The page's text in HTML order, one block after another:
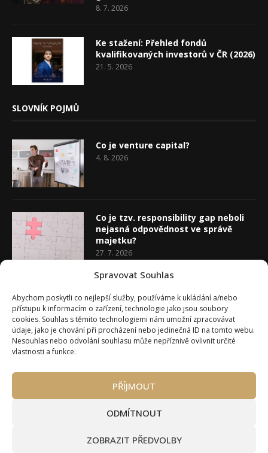
Spravovat Souhlas
Abychom poskytli co nejlepší služby, používáme k ukládání a/nebo
přístupu k informacím o zařízení, technologie jako jsou soubory
cookies. Souhlas s těmito technologiemi nám umožní zpracovávat
údaje, jako je chování při procházení nebo jedinečná ID na tomto webu.
Nesouhlas nebo odvolání souhlasu může nepříznivě ovlivnit určité
vlastnosti a funkce.
PŘÍJMOUT
ODMÍTNOUT
ZOBRAZIT PŘEDVOLBY
8. 7. 2026
Ke stažení: Přehled fondů
kvalifikovaných investorů v ČR (2026)
21. 5. 2026
SLOVNÍK POJMŮ
Co je venture capital?
4. 8. 2026
Co je tzv. responsibility gap neboli
nejasná odpovědnost ve správě
majetku?
27. 7. 2026
20. 7. 2026
O Wealth Magazínu Můj účet
Kontakty
Máte zájem o spolupráci?
Pravidla používání webu wmag.cz
Ke stažení (partneři a autoři)